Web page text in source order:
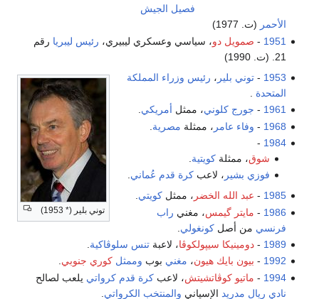
فصيل الجيش
الأحمر (ت. 1977)
1951
- صمويل دو، سياسي وعسكري ليبيري، رئيس ليبريا رقم
21. (ت. 1990)
توني بلير (* 1953)
1953
-توني بلير ، رئيس وزراء المملكة
المتحدة
1961
- جورج كلوني، ممثل أمريكي
1968
- وفاء عامر ، ممثلة مصرية
1984
-
شوق، ممثلة كويتية
فوزي بشير ، لاعب كرة قدم عُماني.
1985
- عبد الله الخضر ، ممثلكويتي.
1986
- مايتر گيمس، مغني راب
فرنسي من أصلكونغولي
1989
-دومينيكا سيپولكوڤا، لاعبةتنس سلوڤاكية
1992
- بيون بايك هيون، مغني بوب وممثل كوري جنوبي.
1994
- ماتيو كوڤاتشيتش، لاعبكرة قدم كرواتي يلعب لصالح
نادي ريال مدريد الإسپاني والمنتخب الكرواتي